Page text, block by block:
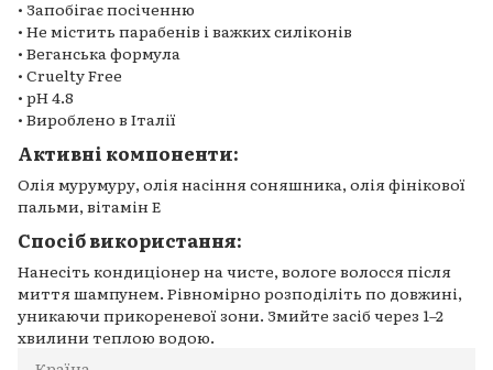
• Запобігає посіченню
• Не містить парабенів і важких силіконів
• Веганська формула
• Cruelty Free
• pH 4.8
• Вироблено в Італії
Активні компоненти:
Олія мурумуру, олія насіння соняшника, олія фінікової
пальми, вітамін Е
Спосіб використання:
Нанесіть кондиціонер на чисте, вологе волосся після
миття шампунем. Рівномірно розподіліть по довжині,
уникаючи прикореневої зони. Змийте засіб через 1–2
хвилини теплою водою.